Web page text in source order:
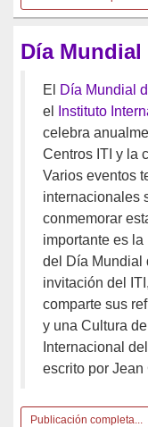
Día Mundial
El Día Mundial
el
Instituto
celebra
Centros ITI y la
Varios eventos
internacionales
conmemorar
importante es la
del Día Mundial
invitación del
comparte sus
y una Cultura
Internacional
escrito por Jean
Publicación completa...